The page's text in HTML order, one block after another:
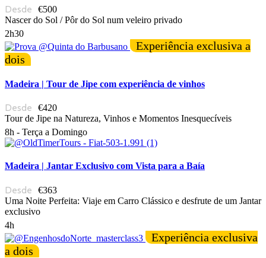
€500
Nascer do Sol / Pôr do Sol num veleiro privado
2h30
Experiência exclusiva a
dois
Madeira | Tour de Jipe com experiência de vinhos
€420
Tour de Jipe na Natureza, Vinhos e Momentos Inesquecíveis
8h - Terça a Domingo
Madeira | Jantar Exclusivo com Vista para a Baía
€363
Uma Noite Perfeita: Viaje em Carro Clássico e desfrute de um Jantar
exclusivo
4h
Experiência exclusiva
a dois